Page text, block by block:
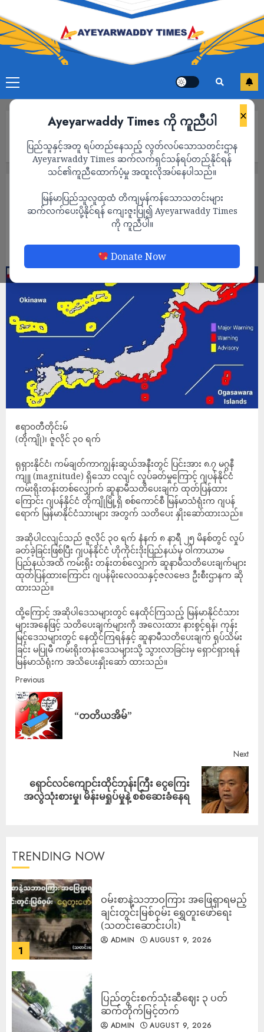
×
Ayeyarwaddy Times ကို ကူညီပါ
ပြည်သူနှင့်အတူ ရပ်တည်နေသည့် လွတ်လပ်သောသတင်းဌာန
Ayeyarwaddy Times ဆက်လက်ရှင်သန်ရပ်တည်နိုင်ရန်
သင်၏ကူညီထောက်ပံ့မှု အထူးလိုအပ်နေပါသည်။
မြန်မာပြည်သူလူထုထံ တိကျမှန်ကန်သောသတင်းများ
ဆက်လက်ပေးပို့နိုင်ရန် ကျေးဇူးပြု၍ Ayeyarwaddy Times
ကို ကူညီပါ။
Donate Now
ပြန်
ဂျပန်နိုင်ငံရှိ မြန်မာနိုင်ငံသားများအတွက် ဆူနာမီ
သတိပေးချက် ထုတ်ပြန်
ADMIN
ဧရာ၀တီတိုင်းမ်
(တိုကျို)၊ ဇူလိုင် ၃၀ ရက်
ရုရှားနိုင်ငံ၊ ကမ်ချတ်ကာကျွန်းဆွယ်အနီးတွင် ပြင်းအား ၈.၇ မဂ္ဂနီ
ကျူ (magnitude) ရှိသော ငလျင် လှုပ်ခတ်မှုကြောင့် ဂျပန်နိုင်ငံ
ကမ်းရိုးတန်းတစ်လျှောက် ဆူနာမီသတိပေးချက် ထုတ်ပြန်ထား
ကြောင်း ဂျပန်နိုင်ငံ တိုကျိုမြို့ရှိ စစ်ကောင်စီ မြန်မာသံရုံးက ဂျပန်
ရောက် မြန်မာနိုင်ငံသားများ အတွက် သတိပေး နှိုးဆော်ထားသည်။
အဆိုပါငလျင်သည် ဇူလိုင် ၃၀ ရက် နံနက် ၈ နာရီ ၂၅ မိနစ်တွင် လှုပ်
ခတ်ခဲ့ခြင်းဖြစ်ပြီး ဂျပန်နိုင်ငံ ဟိုကိုင်းဒိုးပြည်နယ်မှ ဝါကာယာမ
ပြည်နယ်အထိ ကမ်းရိုး တန်းတစ်လျှောက် ဆူနာမီသတိပေးချက်များ
ထုတ်ပြန်ထားကြောင်း ဂျပန်မိုးလေဝသနှင့်ဇလဗေဒ ဦးစီးဌာနက ဆို
ထားသည်။
ထို့ကြောင့် အဆိုပါဒေသများတွင် နေထိုင်ကြသည့် မြန်မာနိုင်ငံသား
များအနေဖြင့် သတိပေးချက်များကို အလေးထား နားစွင့်ရန်၊ ကုန်း
မြင့်ဒေသများတွင် နေထိုင်ကြရန်နှင့် ဆူနာမီသတိပေးချက် ရုပ်သိမ်း
ခြင်း မပြုမီ ကမ်းရိုးတန်းဒေသများသို့ သွားလာခြင်းမှ ရှောင်ရှားရန်
မြန်မာသံရုံးက အသိပေးနှိုးဆော် ထားသည်။
Previous
“တတိယအိမ်”
Next
ရှောင်လင်ကျောင်းထိုင်ဘုန်းကြီး ငွေကြေး
အလွဲသုံးစားမှု၊ မိန်းမရှုပ်မှုနဲ့ စစ်ဆေးခံနေရ
TRENDING NOW
1
ဝမ်းစာနဲ့သဘာဝကြား အဖြေရှာရမည့်
ချင်းတွင်းမြစ်ဝှမ်း ရွှေတူးဖော်ရေး
(သတင်းဆောင်းပါး)
ADMIN AUGUST 9, 2026
ပြည်တွင်းစက်သုံးဆီဈေး ၃ ပတ်
ဆက်တိုက်မြင့်တက်
ADMIN AUGUST 9, 2026